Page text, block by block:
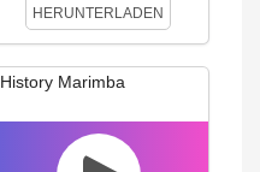
HERUNTERLADEN
History Marimba